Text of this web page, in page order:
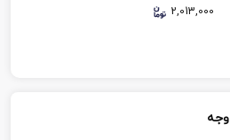
2,013,000